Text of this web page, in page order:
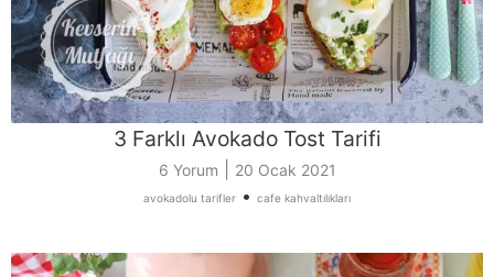
3 Farklı Avokado Tost Tarifi
6 Yorum 20 Ocak 2021
avokadolu tarifler • cafe kahvaltılıkları